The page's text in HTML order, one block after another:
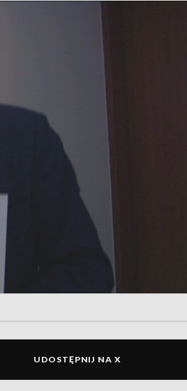
UDOSTĘPNIJ NA X